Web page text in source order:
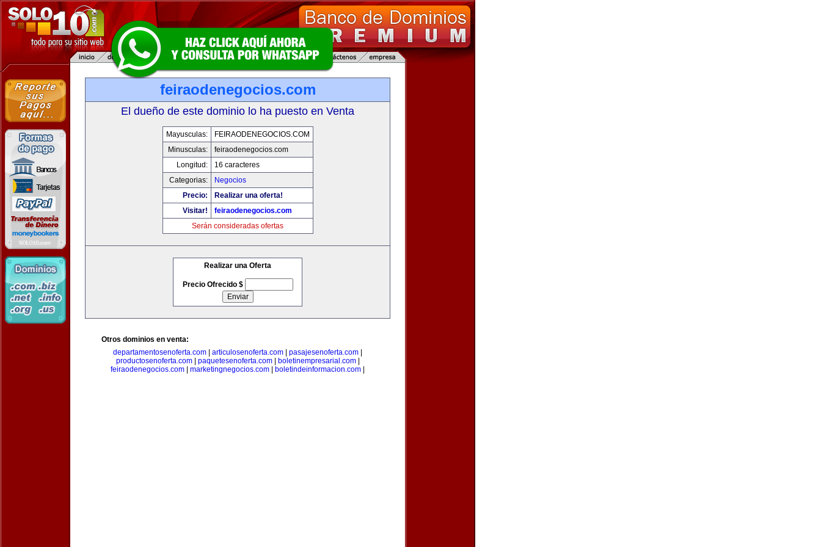
feiraodenegocios.com
El dueño de este dominio lo ha puesto en Venta
Mayusculas:
FEIRAODENEGOCIOS.COM
Minusculas:
feiraodenegocios.com
Longitud:
16 caracteres
Categorias:
Negocios
Precio:
Realizar una oferta!
Visitar!
feiraodenegocios.com
Serán consideradas ofertas
Realizar una Oferta
Precio Ofrecido $
Otros dominios en venta:
departamentosenoferta.com
articulosenoferta.com pasajesenoferta.com
productosenoferta.com| paquetesenoferta.com| boletinempresarial.com|
feiraodenegocios.com
marketingnegocios.com boletindeinformacion.com